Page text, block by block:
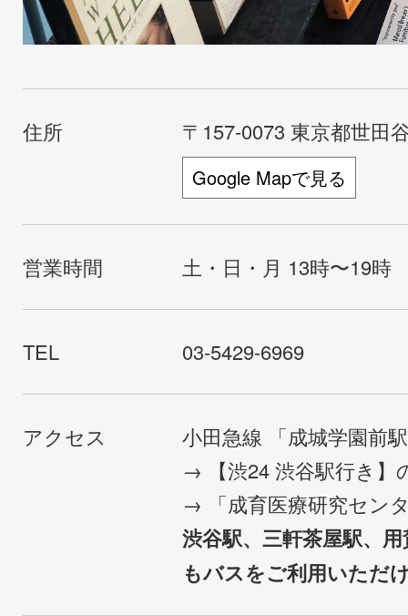
住所 〒157-0073 東京都世田
Google Mapで見る
営業時間 土・日・月 13時〜19時
TEL 03-5429-6969
アクセス
小田急線 「成城学園前
→ 【渋24 渋谷駅行き】
→ 「成育医療研究セン
渋谷駅、三軒茶屋駅、
もバスをご利用いただ